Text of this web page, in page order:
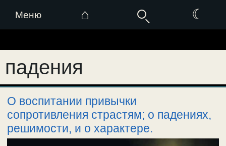
Меню ⌂ ☾
к
содержимому
падения
О воспитании привычки
сопротивления страстям; о падениях,
решимости, и о характере.